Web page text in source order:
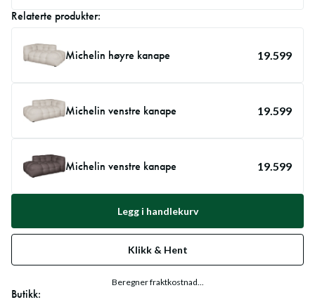
Relaterte produkter:
Michelin høyre kanape 19.599
Michelin venstre kanape 19.599
Michelin venstre kanape 19.599
Legg i handlekurv
Klikk & Hent
Beregner fraktkostnad...
Butikk: